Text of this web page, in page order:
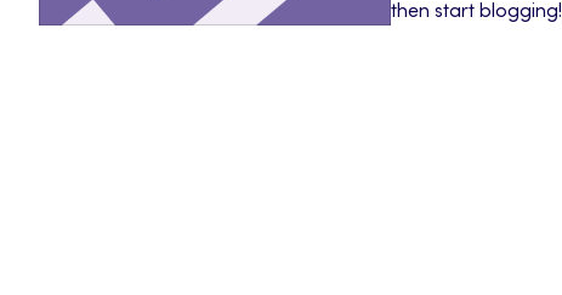
then start blogging!